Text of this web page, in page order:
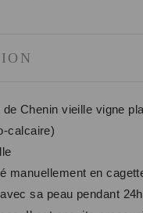
de Chenin vieille vigne
calcaire)
manuellement en
sa peau pendant